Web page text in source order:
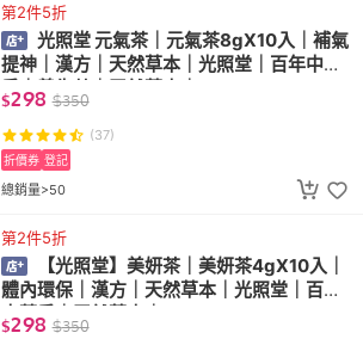
第2件5折
光照堂 元氣茶｜元氣茶8gX10入｜補氣
提神｜漢方｜天然草本｜光照堂｜百年中藥
房｜養生茶｜天然草本｜
$298 $350
(37)
總銷量>50
折價券 登記
第2件5折
【光照堂】美妍茶｜美妍茶4gX10入｜
體內環保｜漢方｜天然草本｜光照堂｜百年
中藥房｜天然草本｜
$298 $350